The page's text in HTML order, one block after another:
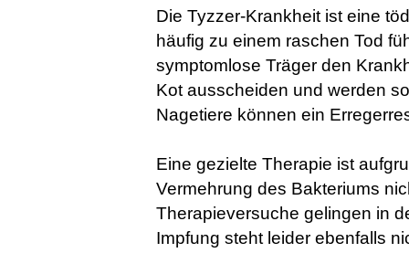
Die Tyzzer-Krankheit ist eine
häufig zu einem raschen Tod
symptomlose Träger den
Kot ausscheiden und werden
Nagetiere können ein
Eine gezielte Therapie ist
Vermehrung des Bakteriums
Therapieversuche gelingen in
Impfung steht leider ebenfalls